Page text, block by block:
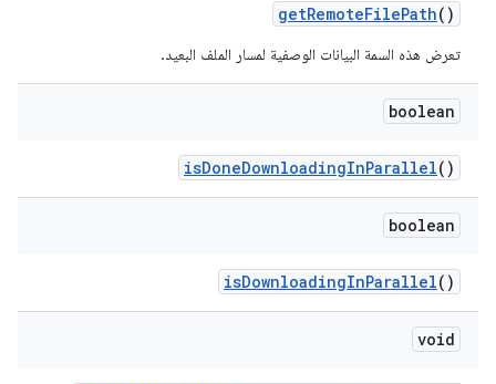
getRemoteFilePath()
تعرض هذه السمة البيانات الوصفية لمسار الملف البعيد.
boolean
isDoneDownloadingInParallel()
boolean
isDownloadingInParallel()
void